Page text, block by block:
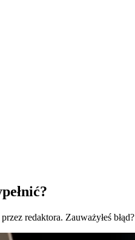
redaktora. Zauważyłeś błąd?